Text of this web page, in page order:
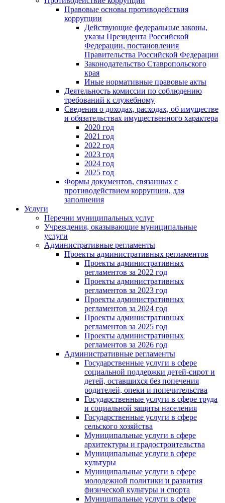
Правовые основы противодействия
коррупции
Действующие федеральные законы,
указы Президента Российской
Федерации, постановления
Правительства Российской Федерации
Законодательство Ставропольского
края
Иные нормативные правовые акты
Деятельность комиссии по соблюдению
требований к служебному
Сведения о доходах, расходах, об имуществе
и обязательствах имущественного характера
2020 год
2021 год
2022 год
2023 год
2024 год
2025 год
Формы документов, связанных с
противодействием коррупции, для
заполнения
Услуги
Перечни муниципальных услуг
Учреждения, оказывающие муниципальные
услуги
Административные регламенты
Проекты административных регламентов
Проекты административных
регламентов за 2022 год
Проекты административных
регламентов за 2023 год
Проекты административных
регламентов за 2024 год
Проекты административных
регламентов за 2025 год
Проекты административных
регламентов за 2026 год
Административные регламенты
Государственные услуги в сфере
социальной поддержки детей-сирот и
детей, оставшихся без попечения
родителей, опеки и попечительства
Государственные услуги в сфере труда
и социальной защиты населения
Государственные услуги в сфере
сельского хозяйства
Муниципальные услуги в сфере
архитектуры и градостроительства
Муниципальные услуги в сфере
культуры
Муниципальные услуги в сфере
молодежной политики и развития
физической культуры и спорта
Муниципальные услуги в сфере